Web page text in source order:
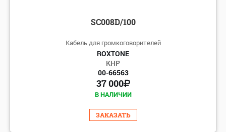
SC008D/100
Кабель для громкоговорителей
ROXTONE
КНР
00-66563
37 000
В НАЛИЧИИ
ЗАКАЗАТЬ